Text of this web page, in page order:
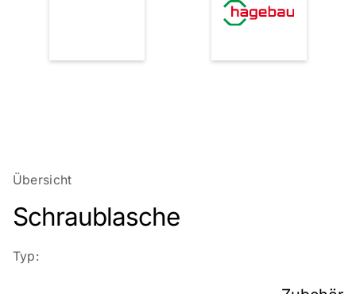
Übersicht
Schraublasche
Typ: